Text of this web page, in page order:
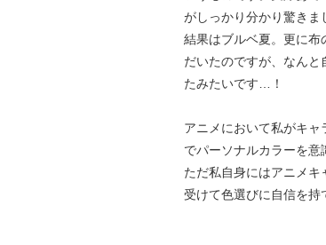
がしっかり分かり驚きま
結果はブルベ夏。更に布
だいたのですが、なん
たみたいです…！
アニメにおいて私がキ
でパーソナルカラーを意
ただ私自身にはアニメ
受けて色選びに自信を持